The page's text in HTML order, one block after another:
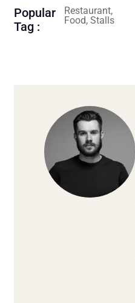
Popular
Tag :
Restaurant,
Food, Stalls